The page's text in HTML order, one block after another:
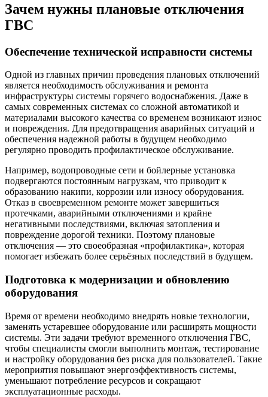
Зачем нужны плановые отключения
ГВС
Обеспечение технической исправности системы
Одной из главных причин проведения плановых отключений
является необходимость обслуживания и ремонта
инфраструктуры системы горячего водоснабжения. Даже в
самых современных системах со сложной автоматикой и
материалами высокого качества со временем возникают износ
и повреждения. Для предотвращения аварийных ситуаций и
обеспечения надежной работы в будущем необходимо
регулярно проводить профилактическое обслуживание.
Например, водопроводные сети и бойлерные установка
подвергаются постоянным нагрузкам, что приводит к
образованию накипи, коррозии или износу оборудования.
Отказ в своевременном ремонте может завершиться
протечками, аварийными отключениями и крайне
негативными последствиями, включая затопления и
повреждение дорогой техники. Поэтому плановые
отключения — это своеобразная «профилактика», которая
помогает избежать более серьёзных последствий в будущем.
Подготовка к модернизации и обновлению
оборудования
Время от времени необходимо внедрять новые технологии,
заменять устаревшее оборудование или расширять мощности
системы. Эти задачи требуют временного отключения ГВС,
чтобы специалисты смогли выполнить монтаж, тестирование
и настройку оборудования без риска для пользователей. Такие
мероприятия повышают энергоэффективность системы,
уменьшают потребление ресурсов и сокращают
эксплуатационные расходы.